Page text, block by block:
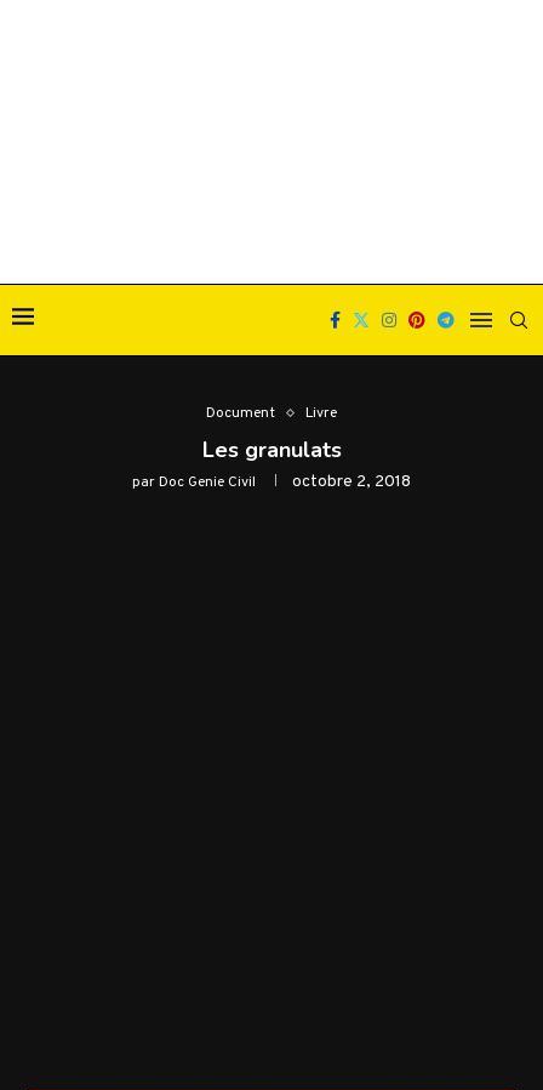
Document Livre
Les granulats
parDoc Genie Civil octobre 2, 2018